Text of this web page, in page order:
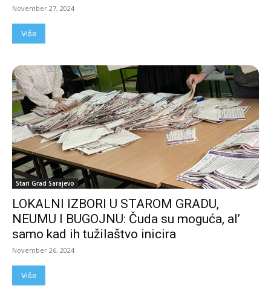
November 27, 2024
Više
Stari Grad Sarajevo
LOKALNI IZBORI U STAROM GRADU,
NEUMU I BUGOJNU: Čuda su moguća, al’
samo kad ih tužilaštvo inicira
November 26, 2024
Više